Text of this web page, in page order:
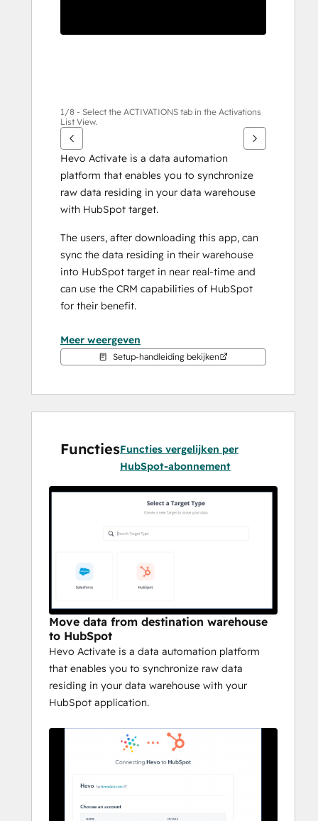
1/8 - Select the ACTIVATIONS tab in the Activations
List View.
Hevo Activate is a data automation
platform that enables you to synchronize
raw data residing in your data warehouse
with HubSpot target.
The users, after downloading this app, can
sync the data residing in their warehouse
into HubSpot target in near real-time and
can use the CRM capabilities of HubSpot
for their benefit.
Hevo activate is a user-configurable tool,
that fetches all new and updated data from
your data warehouse.  How that data is
An Activation synchronizes data from your
Warehouse to HubSpot. Each run of the
three stages in which it identifies the
records from the data warehouse,
transforms, and loads them to the Target:
Ingestion stage as a part of which, the
records to be synchronized with HubSpot
are also identified and fetched in this stage.
Transformation: In the Transformation
stage, the records from the Warehouse that
are to be synchronized are transformed as
per the HubSpot schema. This stage is
marked as complete when it triggers the
Loading stage.
transformed records are uploaded to the
staging location and then synchronized
Meer weergeven
Setup-handleiding bekijken
FunctiesFuncties vergelijken per
HubSpot-abonnement
Move data from destination warehouse
to HubSpot
Hevo Activate is a data automation platform
that enables you to synchronize raw data
residing in your data warehouse with your
HubSpot application.